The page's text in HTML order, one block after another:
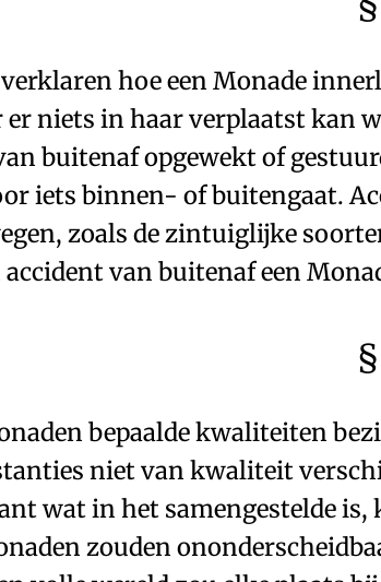
hoe een Monade
er niets in haar verplaatst kan
buitenaf opgewekt of
iets binnen- of buitengaat.
zoals de zintuiglijke
van buitenaf een
bepaaldekwaliteiten
niet van kwaliteit
wat in het samengestelde
zouden